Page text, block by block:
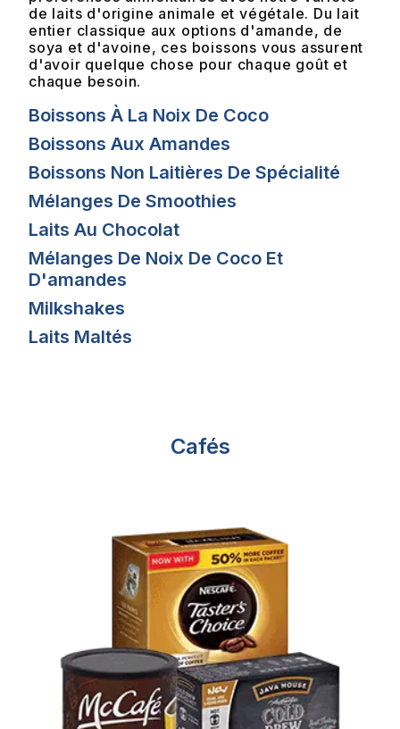
de laits d'origine animale et végétale. Du lait
entier classique aux options d'amande, de
soya et d'avoine, ces boissons vous assurent
d'avoir quelque chose pour chaque goût et
chaque besoin.
Boissons À La Noix De Coco
Boissons Aux Amandes
Boissons Non Laitières De Spécialité
Mélanges De Smoothies
Laits Au Chocolat
Mélanges De Noix De Coco Et
D'amandes
Milkshakes
Laits Maltés
Cafés